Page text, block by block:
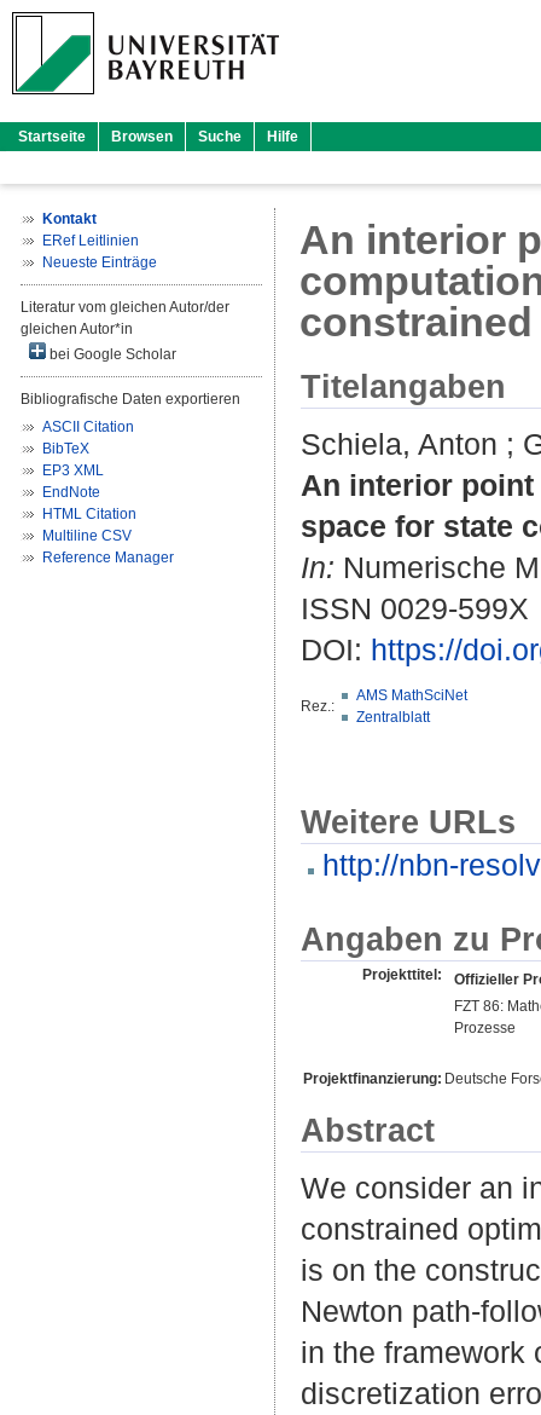
Startseite Browsen Suche Hilfe
Kontakt
ERef Leitlinien
Neueste Einträge
Literatur vom gleichen Autor/der
gleichen Autor*in
bei Google Scholar
Bibliografische Daten exportieren
ASCII Citation
BibTeX
EP3 XML
EndNote
HTML Citation
Multiline CSV
Reference Manager
An interior
Titelangaben
Schiela, Anton ;
An interior
space for state
In: Numerische
ISSN 0029-599X
DOI: https://
Rez.:
AMS MathSciNet
Zentralblatt
Weitere URLs
http://nbn-
Angaben zu
Projekttitel:
Offizieller
FZT 86:
Prozesse
Projektfinanzierung: Deutsche
Abstract
We consider an
constrained
is on the
Newton path-
in the framework
discretization